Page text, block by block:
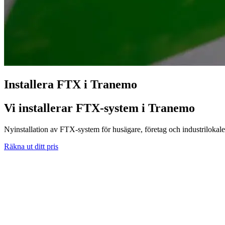
Installera FTX i Tranemo
Vi installerar FTX-system i Tranemo
Nyinstallation av FTX-system för husägare, företag och
Räkna ut ditt pris